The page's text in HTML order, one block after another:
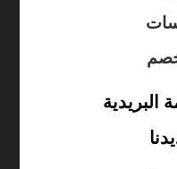
البريدية